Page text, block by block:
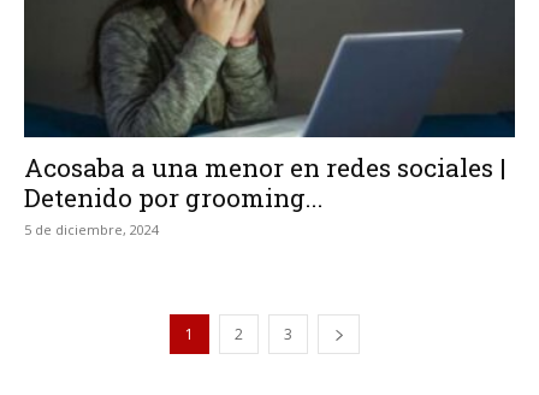
Acosaba a una menor en redes sociales |
Detenido por grooming...
5 de diciembre, 2024
1 2 3